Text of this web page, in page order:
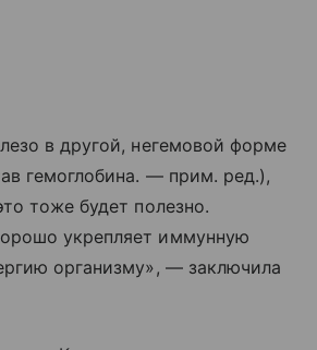
в другой, негемовой форме
гемоглобина. — прим. ред.),
тоже будет полезно.
укрепляет иммунную
организму», — заключила